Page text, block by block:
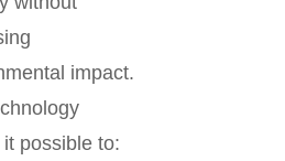
impact.
possible to: